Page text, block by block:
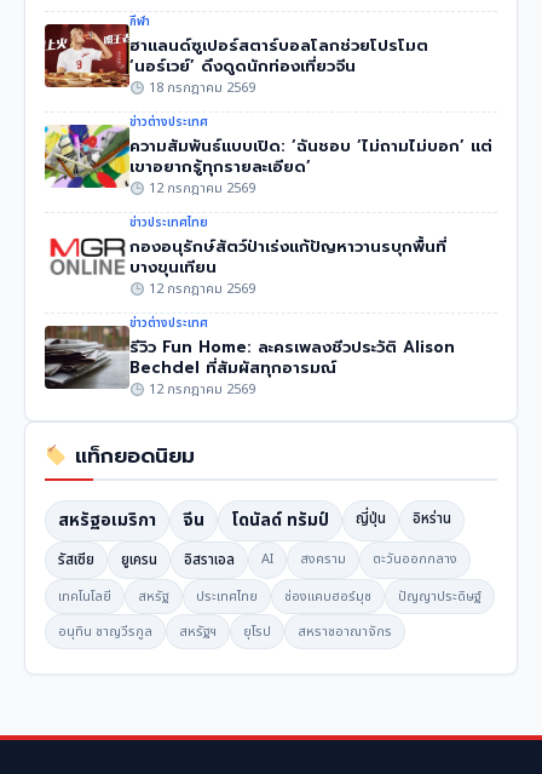
กีฬา
ฮาแลนด์ซูเปอร์สตาร์บอลโลกช่วยโปรโมต
‘นอร์เวย์’ ดึงดูดนักท่องเที่ยวจีน
18 กรกฎาคม 2569
ข่าวต่างประเทศ
ความสัมพันธ์แบบเปิด: ‘ฉันชอบ ‘ไม่ถามไม่บอก’ แต่
เขาอยากรู้ทุกรายละเอียด’
12 กรกฎาคม 2569
ข่าวประเทศไทย
กองอนุรักษ์สัตว์ป่าเร่งแก้ปัญหาวานรบุกพื้นที่
บางขุนเทียน
12 กรกฎาคม 2569
ข่าวต่างประเทศ
รีวิว Fun Home: ละครเพลงชีวประวัติ Alison
Bechdel ที่สัมผัสทุกอารมณ์
12 กรกฎาคม 2569
แท็กยอดนิยม
สหรัฐอเมริกา จีน โดนัลด์ ทรัมป์ ญี่ปุ่น
อิหร่าน
รัสเซีย
ยูเครน อิสราเอล AI สงคราม
ตะวันออกกลาง
เทคโนโลยี
สหรัฐ ประเทศไทย ช่องแคบฮอร์มุซ
ปัญญาประดิษฐ์
อนุทิน ชาญวีรกูล
สหรัฐฯ ยุโรป สหราชอาณาจักร